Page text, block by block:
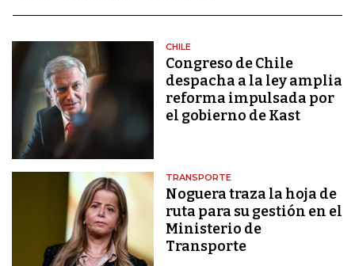
CHILE
Congreso de Chile
despacha a la ley amplia
reforma impulsada por
el gobierno de Kast
TRANSPORTE
Noguera traza la hoja de
ruta para su gestión en el
Ministerio de
Transporte